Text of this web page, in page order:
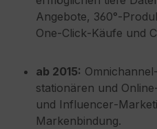
Angebote,
One‑Click‑Käufe und
ab 2015:
stationären und
und
Markenbindung.